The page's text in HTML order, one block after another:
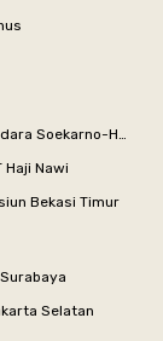
Kost dekat Bandara Soekarno-Hatta
Haji Nawi
Bekasi Timur
Selatan